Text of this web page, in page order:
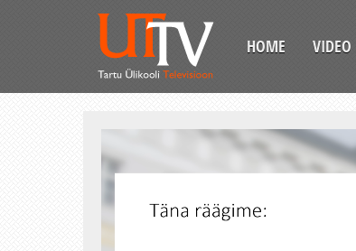
HOME VIDEO